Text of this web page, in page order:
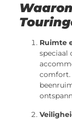
Ruimte
speciaal
comfort.